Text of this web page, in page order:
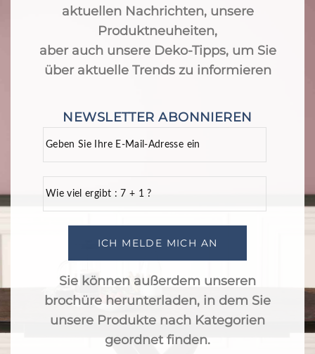
aktuellen Nachrichten, unsere
Produktneuheiten,
aber auch unsere Deko-Tipps, um Sie
über aktuelle Trends zu informieren
NEWSLETTER ABONNIEREN
Geben Sie Ihre E-Mail-Adresse ein
Wie viel ergibt : 7 + 1 ?
Sie können außerdem unseren
brochüre herunterladen, in dem Sie
unsere Produkte nach Kategorien
geordnet finden.